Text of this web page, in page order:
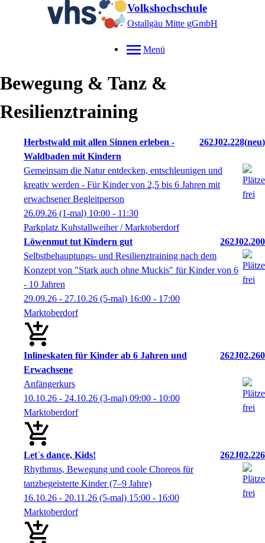
Volkshochschule
Ostallgäu Mitte gGmbH
Menü
Bewegung & Tanz &
Resilienztraining
Herbstwald mit allen Sinnen erleben -
Waldbaden mit Kindern
262J02.228 neu
Gemeinsam die Natur entdecken, entschleunigen und
kreativ werden - Für Kinder von 2,5 bis 6 Jahren mit
erwachsener Begleitperson
26.09.26 (1-mal) 10:00 - 11:30
Parkplatz Kuhstallweiher / Marktoberdorf
Löwenmut tut Kindern gut
262J02.200
Selbstbehauptungs- und Resilienztraining nach dem
Konzept von "Stark auch ohne Muckis" für Kinder von 6
- 10 Jahren
29.09.26 - 27.10.26 (5-mal) 16:00 - 17:00
Marktoberdorf
Inlineskaten für Kinder ab 6 Jahren und
Erwachsene
262J02.260
Anfängerkurs
10.10.26 - 24.10.26 (3-mal) 09:00 - 10:00
Marktoberdorf
Let´s dance, Kids!
262J02.226
Rhythmus, Bewegung und coole Choreos für
tanzbegeisterte Kinder (7–9 Jahre)
16.10.26 - 20.11.26 (5-mal) 15:00 - 16:00
Marktoberdorf